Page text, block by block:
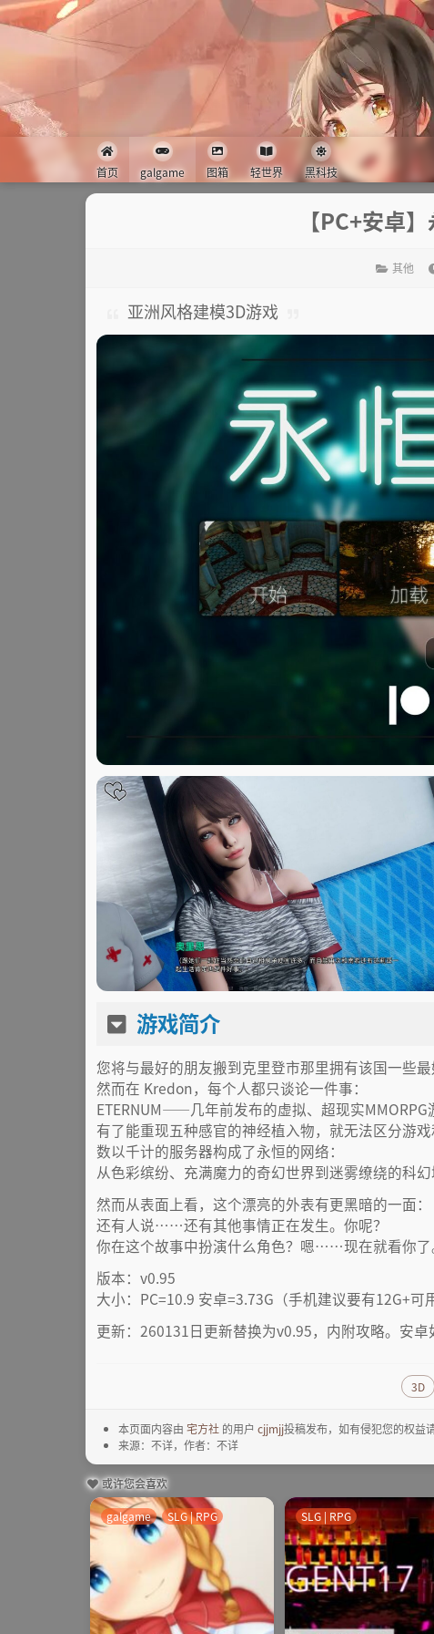
首页 galgame 图箱 轻世界 黑科技
【PC+安卓
其他
亚洲风格建模3D游戏
游戏简介
您将与最好的朋友搬到克里登市那里拥有该国一些最
然而在 Kredon，每个人都只谈论一件事：
ETERNUM——几年前发布的虚拟、超现实MMORPG
有了能重现五种感官的神经植入物，就无法区分游戏
数以千计的服务器构成了永恒的网络：
从色彩缤纷、充满魔力的奇幻世界到迷雾缭绕的科幻
然而从表面上看，这个漂亮的外表有更黑暗的一面：
还有人说……还有其他事情正在发生。你呢？
你在这个故事中扮演什么角色？嗯……现在就看你了
版本：v0.95
大小：PC=10.9 安卓=3.73G（手机建议要有12G+可
更新：260131日更新替换为v0.95，内附攻略。安
3D
本页面内容由 宅方社 的用户 cjjmjj投稿发布，如有侵犯您的权益
来源：不详，作者：不详
或许您会喜欢
galgame SLG | RPG SLG | RPG